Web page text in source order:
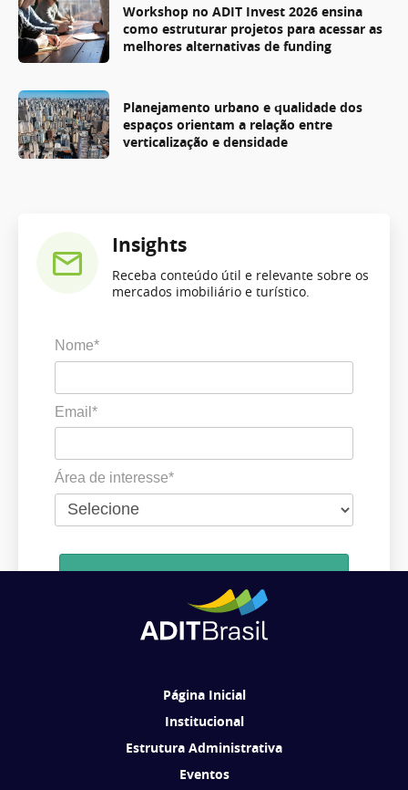
Workshop no ADIT Invest 2026 ensina
como estruturar projetos para acessar as
melhores alternativas de funding
Planejamento urbano e qualidade dos
espaços orientam a relação entre
verticalização e densidade
Insights
Receba conteúdo útil e relevante sobre os
mercados imobiliário e turístico.
Nome*
Email*
Área de interesse*
Ao se cadastrar, você concorda em receber comunicações da ADIT
Página Inicial
Institucional
Estrutura Administrativa
Eventos